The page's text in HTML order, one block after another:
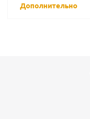
Дополнительно